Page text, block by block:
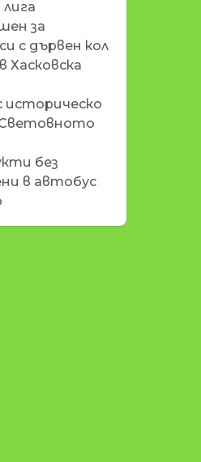
за
с дървен кол
Хасковска
историческо
без
в автобус